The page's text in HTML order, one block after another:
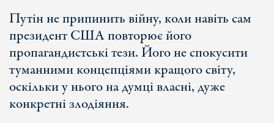
Путін не припинить війну, коли навіть сам
президент США повторює його
пропагандистські тези. Його не спокусити
туманними концепціями кращого світу,
оскільки у нього на думці власні, дуже
конкретні злодіяння.